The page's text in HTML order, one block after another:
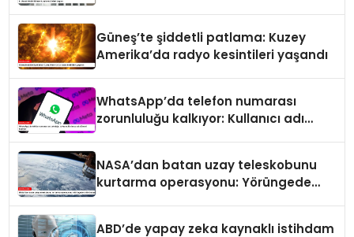
Güneş’te şiddetli patlama: Kuzey
Amerika’da radyo kesintileri yaşandı
WhatsApp’da telefon numarası
zorunluluğu kalkıyor: Kullanıcı adı
NASA’dan batan uzay teleskobunu
kurtarma operasyonu: Yörüngede
ABD’de yapay zeka kaynaklı istihdam